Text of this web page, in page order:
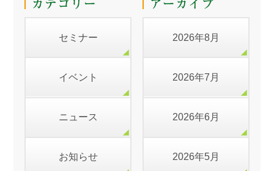
セミナー
イベント
ニュース
お知らせ
2026年8月
2026年7月
2026年6月
2026年5月